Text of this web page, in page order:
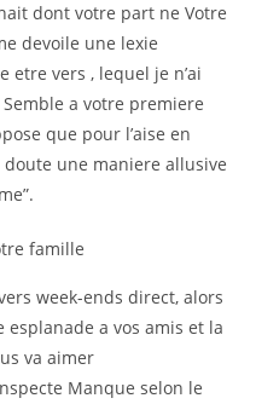
dont votre part ne Votre
devoile une lexie
etre vers , lequel je n’ai
a votre premiere
que pour l’aise en
doute une maniere allusive
famille
week-ends direct, alors
esplanade a vos amis et la
va aimer
Manque selon le